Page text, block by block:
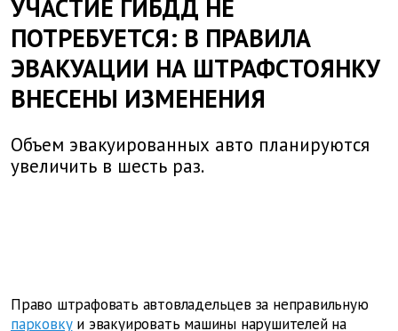
УЧАСТИЕ ГИБДД НЕ
ПОТРЕБУЕТСЯ: В ПРАВИЛА
ЭВАКУАЦИИ НА ШТРАФСТОЯНКУ
ВНЕСЕНЫ ИЗМЕНЕНИЯ
Объем эвакуированных авто планируются
увеличить в шесть раз.
Право штрафовать автовладельцев за неправильную
парковкуи эвакуировать машины нарушителей на